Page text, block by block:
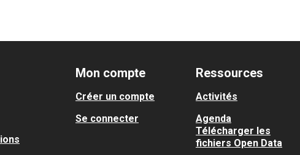
Mon compte
Créer un compte
Se connecter
Ressources
Activités
Agenda
Télécharger les
fichiers Open Data